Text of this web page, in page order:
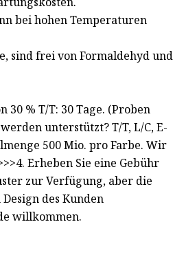
bei hohen Temperaturen
sind frei von Formaldehyd und
% T/T: 30 Tage. (Proben
unterstützt? T/T, L/C, E-
500 Mio. pro Farbe. Wir
Erheben Sie eine Gebühr
zur Verfügung, aber die
des Kunden
willkommen.